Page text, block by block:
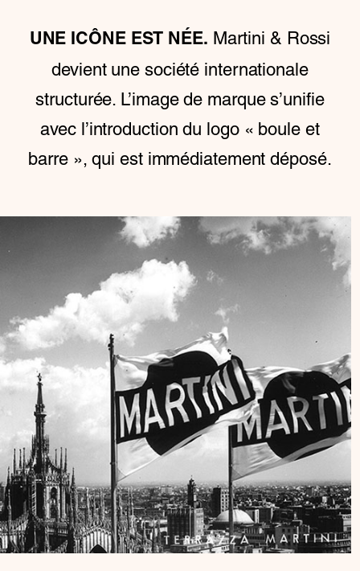
UNE ICÔNE EST NÉE. Martini & Rossi
devient une société internationale
structurée. L’image de marque s’unifie
avec l’introduction du logo « boule et
barre », qui est immédiatement déposé.